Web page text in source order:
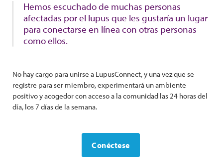
Hemos escuchado de muchas personas
afectadas por el lupus que les gustaría un lugar
para conectarse en línea con otras personas
como ellos.
No hay cargo para unirse a LupusConnect, y una vez que se
registre para ser miembro, experimentará un ambiente
positivo y acogedor con acceso a la comunidad las 24 horas del
día, los 7 días de la semana.
Conéctese